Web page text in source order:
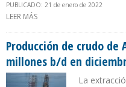
PUBLICADO: 21 de enero de 2022
LEER MÁS
Producción de crudo de
millones b/d en
La